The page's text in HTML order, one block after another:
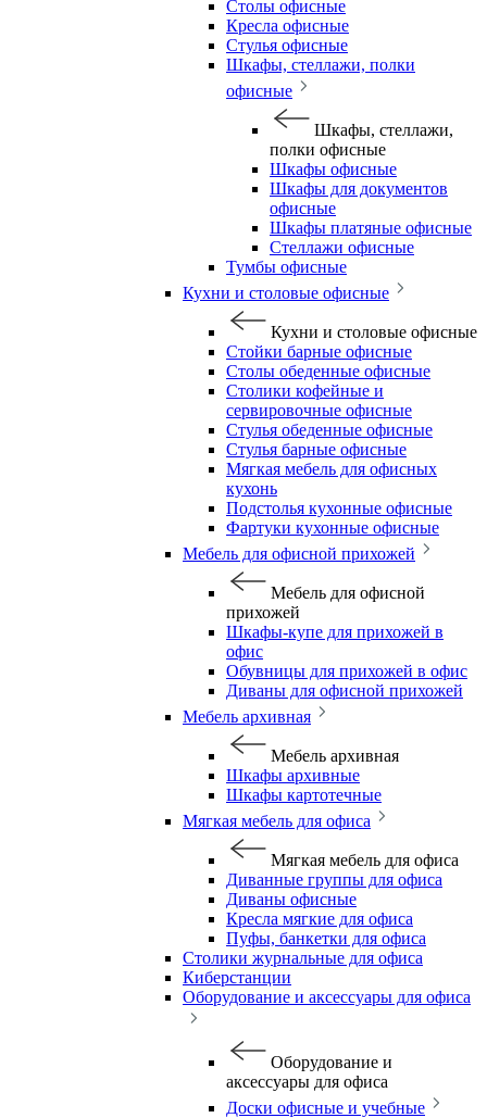
Столы офисные
Кресла офисные
Стулья офисные
Шкафы, стеллажи, полки
офисные
Шкафы, стеллажи,
полки офисные
Шкафы офисные
Шкафы для документов
офисные
Шкафы платяные офисные
Стеллажи офисные
Тумбы офисные
Кухни и столовые офисные
Кухни и столовые офисные
Стойки барные офисные
Столы обеденные офисные
Столики кофейные и
сервировочные офисные
Стулья обеденные офисные
Стулья барные офисные
Мягкая мебель для офисных
кухонь
Подстолья кухонные офисные
Фартуки кухонные офисные
Мебель для офисной прихожей
Мебель для офисной
прихожей
Шкафы-купе для прихожей в
офис
Обувницы для прихожей в офис
Диваны для офисной прихожей
Мебель архивная
Мебель архивная
Шкафы архивные
Шкафы картотечные
Мягкая мебель для офиса
Мягкая мебель для офиса
Диванные группы для офиса
Диваны офисные
Кресла мягкие для офиса
Пуфы, банкетки для офиса
Столики журнальные для офиса
Киберстанции
Оборудование и аксессуары для офиса
Оборудование и
аксессуары для офиса
Доски офисные и учебные